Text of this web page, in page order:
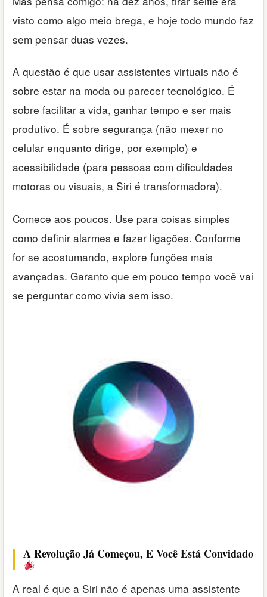
visto como algo meio brega, e hoje todo mundo faz
sem pensar duas vezes.
A questão é que usar assistentes virtuais não é
sobre estar na moda ou parecer tecnológico. É
sobre facilitar a vida, ganhar tempo e ser mais
produtivo. É sobre segurança (não mexer no
celular enquanto dirige, por exemplo) e
acessibilidade (para pessoas com dificuldades
motoras ou visuais, a Siri é transformadora).
Comece aos poucos. Use para coisas simples
como definir alarmes e fazer ligações. Conforme
for se acostumando, explore funções mais
avançadas. Garanto que em pouco tempo você vai
se perguntar como vivia sem isso.
A Revolução Já Começou, E Você Está Convidado
A real é que a Siri não é apenas uma assistente